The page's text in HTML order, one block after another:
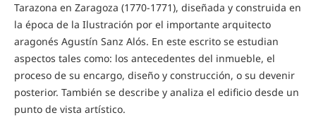
Tarazona en Zaragoza (1770-1771), diseñada y construida en
la época de la Ilustración por el importante arquitecto
aragonés Agustín Sanz Alós. En este escrito se estudian
aspectos tales como: los antecedentes del inmueble, el
proceso de su encargo, diseño y construcción, o su devenir
posterior. También se describe y analiza el edificio desde un
punto de vista artístico.